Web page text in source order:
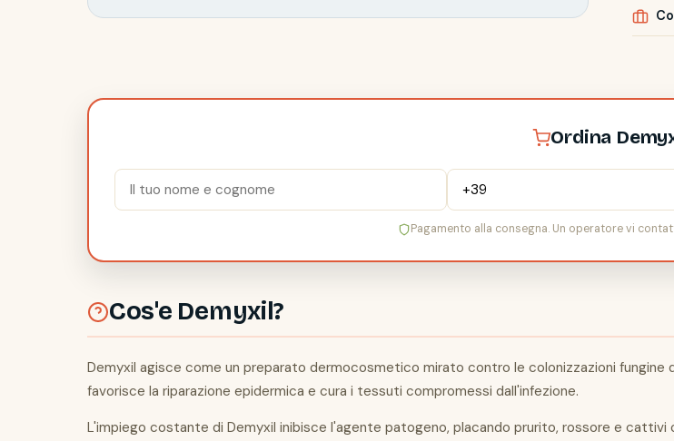
Ordina
Pagamento alla consegna. Un operatore vi
Cos'e Demyxil?
Demyxil agisce come un preparato dermocosmetico mirato contro le colonizzazioni fungine
favorisce la riparazione epidermica e cura i tessuti compromessi dall'infezione.
L'impiego costante di Demyxil inibisce l'agente patogeno, placando prurito, rossore e